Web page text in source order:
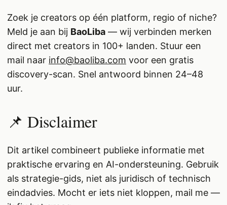
Zoek je creators op één platform, regio of niche?
Meld je aan bij BaoLiba — wij verbinden merken
direct met creators in 100+ landen. Stuur een
mail naar info@baoliba.com voor een gratis
discovery-scan. Snel antwoord binnen 24–48
uur.
📌 Disclaimer
Dit artikel combineert publieke informatie met
praktische ervaring en AI-ondersteuning. Gebruik
als strategie-gids, niet als juridisch of technisch
eindadvies. Mocht er iets niet kloppen, mail me —